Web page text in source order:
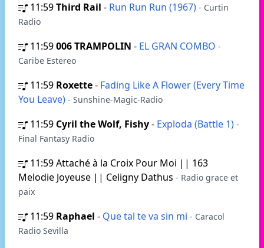
11:59Third Rail - Run Run Run (1967) - Curtin
Radio
11:59006 TRAMPOLIN - EL GRAN COMBO -
Caribe Estereo
11:59 Roxette- Fading Like A Flower (Every Time
You Leave) - Sunshine-Magic-Radio
11:59 Cyril the Wolf, Fishy- Exploda (Battle 1) -
Final Fantasy Radio
11:59Attaché à la Croix Pour Moi || 163
Melodie Joyeuse || Celigny Dathus - Radio grace et
paix
11:59 Raphael - Que tal te va sin mi - Caracol
Radio Sevilla